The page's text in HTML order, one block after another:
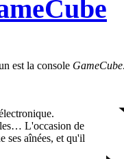
est la console GameCube.
L'occasion de
ses aînées, et qu'il